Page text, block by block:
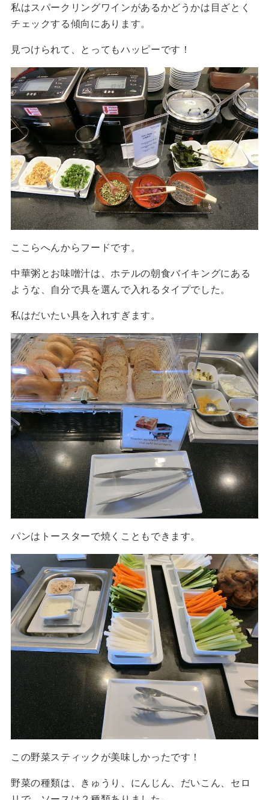
私はスパークリングワインがあるかどうかは目ざとく
チェックする傾向にあります。
見つけられて、とってもハッピーです！
ここらへんからフードです。
中華粥とお味噌汁は、ホテルの朝食バイキングにある
ような、自分で具を選んで入れるタイプでした。
私はだいたい具を入れすぎます。
パンはトースターで焼くこともできます。
この野菜スティックが美味しかったです！
野菜の種類は、きゅうり、にんじん、だいこん、セロ